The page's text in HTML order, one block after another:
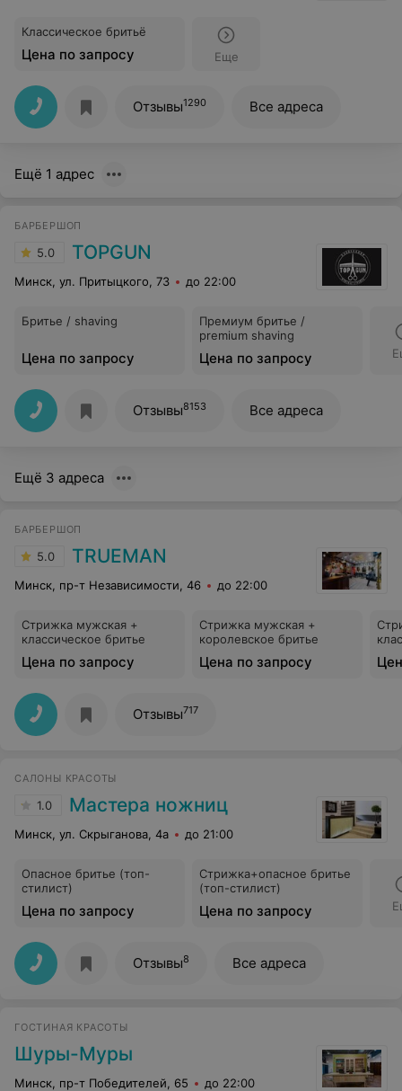
Классическое бритьё
Цена по запросу Еще
Отзывы1290 Все адреса
Ещё 1 адрес
БАРБЕРШОП
5.0 TOPGUN
Минск, ул. Притыцкого, 73 до 22:00
Бритье / shaving
Цена по запросу
Премиум бритье /
premium shaving
Цена по запросу
Отзывы8153 Все адреса
Ещё 3 адреса
БАРБЕРШОП
5.0 TRUEMAN
Минск, пр-т Независимости, 46 до 22:00
Стрижка мужская +
классическое бритье
Цена по запросу
Стрижка мужская +
королевское бритье
Цена по запросу
Отзывы717
САЛОНЫ КРАСОТЫ
1.0 Мастера ножниц
Минск, ул. Скрыганова, 4а до 21:00
Опасное бритье (топ-
стилист)
Цена по запросу
Стрижка+опасное бритье
(топ-стилист)
Цена по запросу
Отзывы8 Все адреса
ГОСТИНАЯ КРАСОТЫ
Шуры-Муры
Минск, пр-т Победителей, 65 до 22:00